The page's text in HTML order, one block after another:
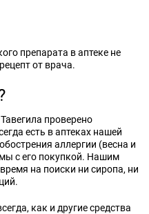
препарата в аптеке не
от врача.
проверено
есть в аптеках нашей
аллергии (весна и
с его покупкой. Нашим
на поиски ни сиропа, ни
как и другие средства